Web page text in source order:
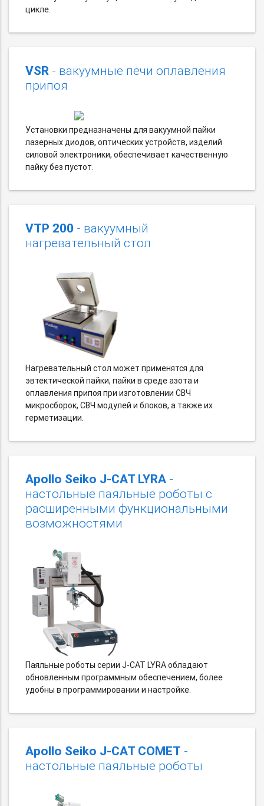
цикле.
VSR - вакуумные печи оплавления
припоя
Установки предназначены для вакуумной пайки
лазерных диодов, оптических устройств, изделий
силовой электроники, обеспечивает качественную
пайку без пустот.
VTP 200 - вакуумный
нагревательный стол
Нагревательный стол может применятся для
эвтектической пайки, пайки в среде азота и
оплавления припоя при изготовлении СВЧ
микросборок, СВЧ модулей и блоков, а также их
герметизации.
Apollo Seiko J-CAT LYRA -
настольные паяльные роботы с
расширенными функциональными
возможностями
Паяльные роботы серии J-CAT LYRA обладают
обновленным программным обеспечением, более
удобны в программировании и настройке.
Apollo Seiko J-CAT COMET -
настольные паяльные роботы